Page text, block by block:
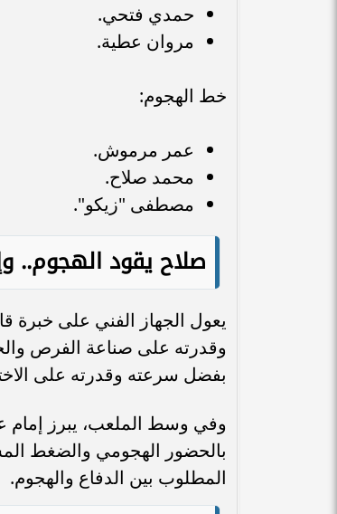
حمدي فتحي.
مروان عطية.
خط الهجوم:
عمر مرموش.
محمد صلاح.
مصطفى "زيكو".
صلاح يقود الهجوم..
يعول الجهاز الفني على خبرة
وقدرته على صناعة الفرص
بفضل سرعته وقدرته على
وفي وسط الملعب، يبرز إمام
بالحضور الهجومي والضغط
المطلوب بين الدفاع والهجوم.